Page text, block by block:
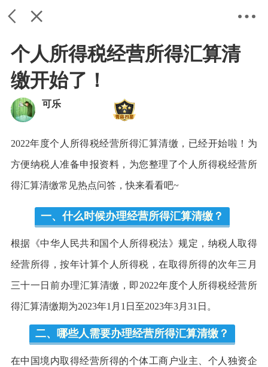
返回 关闭 设置
个人所得税经营所得汇算清
缴开始了！
可乐
2022年度个人所得税经营所得汇算清缴，已经开始啦！为
方便纳税人准备申报资料，为您整理了个人所得税经营所
得汇算清缴常见热点问答，快来看看吧~
一、什么时候办理经营所得汇算清缴？
根据《中华人民共和国个人所得税法》规定，纳税人取得
经营所得，按年计算个人所得税，在取得所得的次年三月
三十一日前办理汇算清缴，即2022年度个人所得税经营所
得汇算清缴期为2023年1月1日至2023年3月31日。
二、哪些人需要办理经营所得汇算清缴？
在中国境内取得经营所得的个体工商户业主、个人独资企